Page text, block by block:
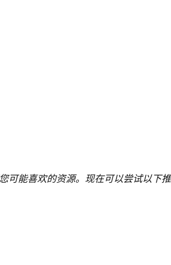
可能喜欢的资源。现在可以尝试以下推